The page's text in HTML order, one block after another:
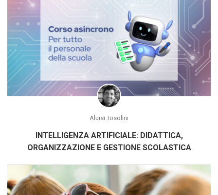
Aluisi Tosolini
INTELLIGENZA ARTIFICIALE: DIDATTICA,
ORGANIZZAZIONE E GESTIONE SCOLASTICA